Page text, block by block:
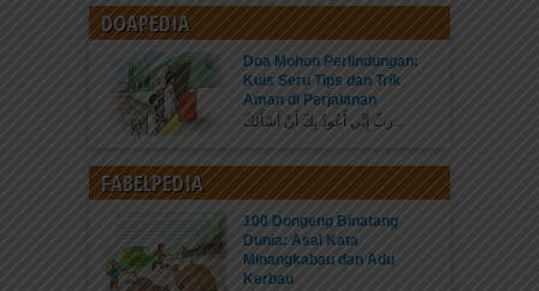
DOAPEDIA
Doa Mohon Perlindungan:
Kuis Seru Tips dan Trik
Aman di Perjalanan
رَبِّ إِنِّي أَعُوذُ بِكَ أَنْ أَسْأَلَكَ...
FABELPEDIA
100 Dongeng Binatang
Dunia: Asal Kata
Minangkabau dan Adu
Kerbau